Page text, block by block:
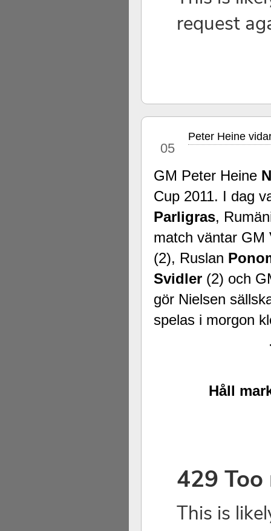
05
Peter Heine
GM Peter Heine
Cup 2011. I dag
Parligras,
match väntar
(2), Ruslan
Svidler (2) och
gör Nielsen
spelas i morgon
Håll